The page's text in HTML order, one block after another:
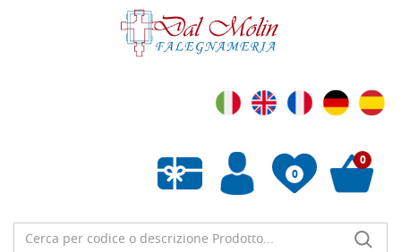
0
Liste de souhaits vide
0